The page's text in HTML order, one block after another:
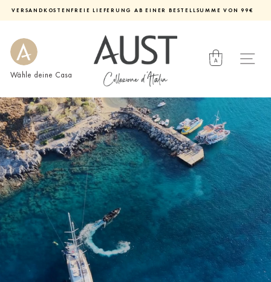
pausieren
VERSANDKOSTENFREIE LIEFERUNG AB EINER BESTELLSUMME VON 99€
Wähle deine Casa